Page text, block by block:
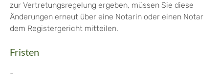
zur Vertretungsregelung ergeben, müssen Sie diese
Änderungen erneut über eine Notarin oder einen Notar
dem Registergericht mitteilen.
Fristen
-